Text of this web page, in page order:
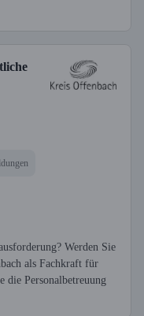
Werden Sie
als Fachkraft für
die Personalbetreuung